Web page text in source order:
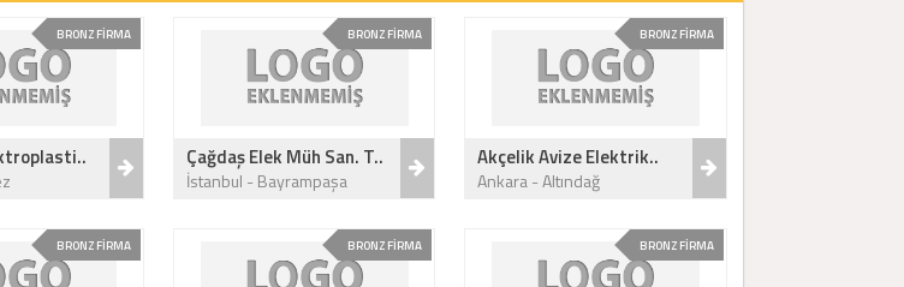
BRONZ FİRMA BRONZ FİRMA
Çağdaş Elek Müh San. T..
İstanbul - Bayrampaşa
BRONZ FİRMA
Akçelik Avize Elektrik..
Ankara - Altındağ
BRONZ FİRMA BRONZ FİRMA BRONZ FİRMA